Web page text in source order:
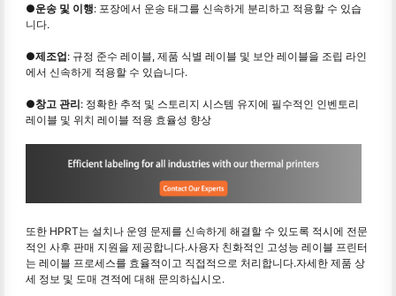
●운송 및 이행: 포장에서 운송 태그를 신속하게 분리하고 적용할 수 있습
니다.
●제조업: 규정 준수 레이블, 제품 식별 레이블 및 보안 레이블을 조립 라인
에서 신속하게 적용할 수 있습니다.
●창고 관리: 정확한 추적 및 스토리지 시스템 유지에 필수적인 인벤토리
레이블 및 위치 레이블 적용 효율성 향상
또한 HPRT는 설치나 운영 문제를 신속하게 해결할 수 있도록 적시에 전문
적인 사후 판매 지원을 제공합니다.사용자 친화적인 고성능 레이블 프린터
는 레이블 프로세스를 효율적이고 직접적으로 처리합니다.자세한 제품 상
세 정보 및 도매 견적에 대해 문의하십시오.